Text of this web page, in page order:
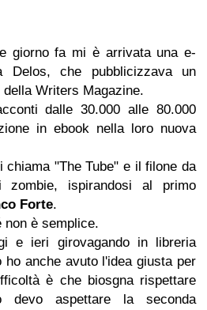
giorno fa mi è arrivata una e-
Delos, che pubblicizzava un
Writers Magazine.
dalle 30.000 alle 80.000
in ebook nella loro nuova
"The Tube" e il filone da
zombie, ispirandosi al primo
Forte.
non è semplice.
e ieri girovagando in libreria
ho anche avuto l'idea giusta per
è che biosgna rispettare
devo aspettare la seconda